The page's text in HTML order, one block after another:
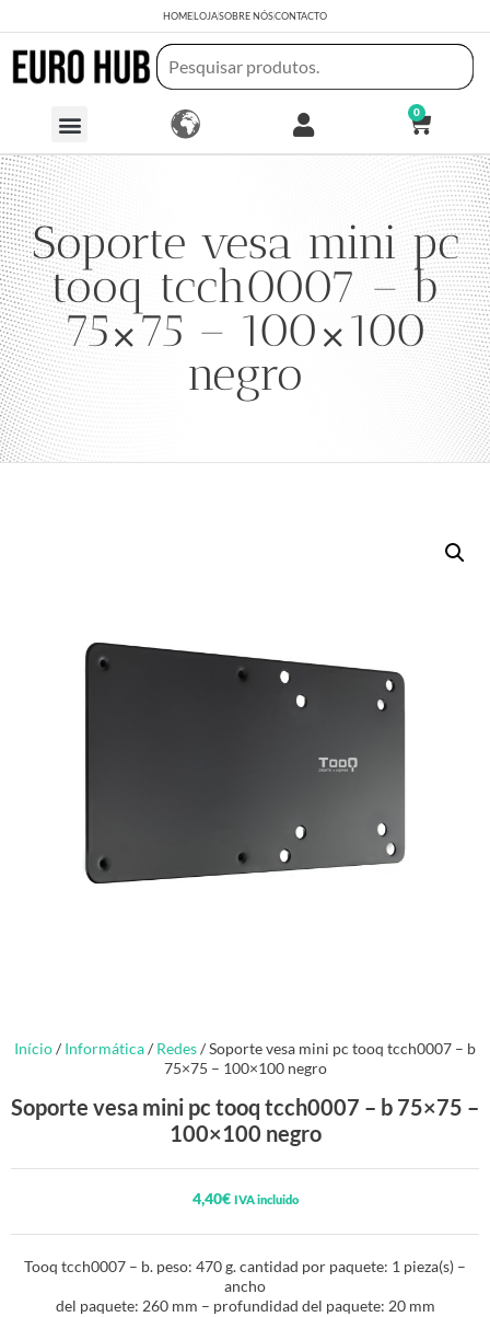
HOMELOJASOBRE NÓSCONTACTO
0
Soporte vesa mini pc
tooq tcch0007 – b
75×75 – 100×100
negro
Início/ Informática/ Redes/ Soporte vesa mini pc tooq tcch0007 – b
75×75 – 100×100 negro
Soporte vesa mini pc tooq tcch0007 – b 75×75 –
100×100 negro
4,40€ IVA incluido
Tooq tcch0007 – b. peso: 470 g. cantidad por paquete: 1 pieza(s) –
ancho
del paquete: 260 mm – profundidad del paquete: 20 mm